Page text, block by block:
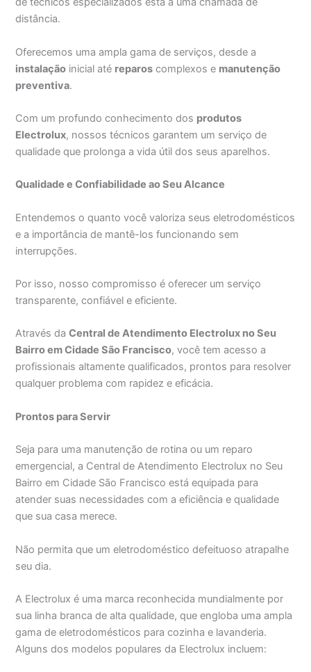
distância.
Oferecemos uma ampla gama de serviços, desde a
instalação inicial até reparos complexos e manutenção
preventiva.
Com um profundo conhecimento dos produtos
Electrolux, nossos técnicos garantem um serviço de
qualidade que prolonga a vida útil dos seus aparelhos.
Qualidade e Confiabilidade ao Seu Alcance
Entendemos o quanto você valoriza seus eletrodomésticos
e a importância de mantê-los funcionando sem
interrupções.
Por isso, nosso compromisso é oferecer um serviço
transparente, confiável e eficiente.
Através daCentral de Atendimento Electrolux no Seu
Bairro em Cidade São Francisco, você tem acesso a
profissionais altamente qualificados, prontos para resolver
qualquer problema com rapidez e eficácia.
Prontos para Servir
Seja para uma manutenção de rotina ou um reparo
emergencial, a Central de Atendimento Electrolux no Seu
Bairro em Cidade São Francisco está equipada para
atender suas necessidades com a eficiência e qualidade
que sua casa merece.
Não permita que um eletrodoméstico defeituoso atrapalhe
seu dia.
A Electrolux é uma marca reconhecida mundialmente por
sua linha branca de alta qualidade, que engloba uma ampla
gama de eletrodomésticos para cozinha e lavanderia.
Alguns dos modelos populares da Electrolux incluem: